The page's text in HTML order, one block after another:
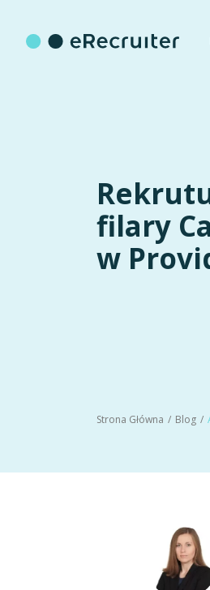
filary
w
Strona Główna Blog